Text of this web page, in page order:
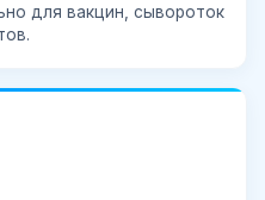
для вакцин, сывороток